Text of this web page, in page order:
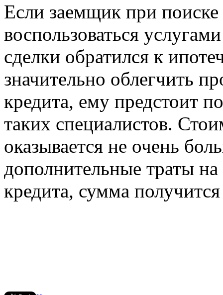
Если заемщик при
воспользоваться
сделки обратился к
значительно облегчить
кредита, ему предстоит
таких специалистов.
оказывается не очень
дополнительные траты
кредита, сумма